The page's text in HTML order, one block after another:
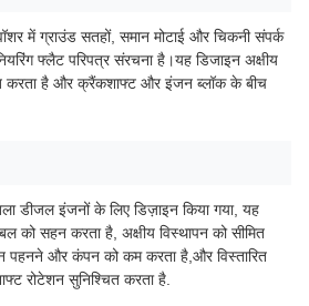
में ग्राउंड सतहों, समान मोटाई और चिकनी संपर्क
फ्लैट परिपत्र संरचना है।यह डिजाइन अक्षीय
करता है और क्रैंकशाफ्ट और इंजन ब्लॉक के बीच
डीजल इंजनों के लिए डिज़ाइन किया गया, यह
को सहन करता है, अक्षीय विस्थापन को सीमित
पहनने और कंपन को कम करता है,और विस्तारित
रोटेशन सुनिश्चित करता है.